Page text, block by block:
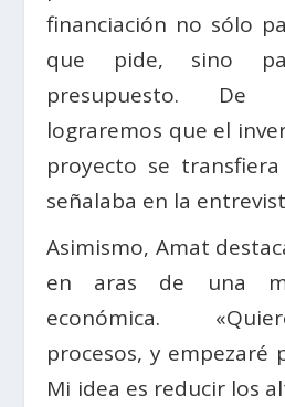
financiación no sólo
que pide, sino
presupuesto. De
lograremos que el
proyecto se
señalaba en la
Asimismo, Amat
en aras de una
económica.
procesos, y empezaré
Mi idea es reducir los